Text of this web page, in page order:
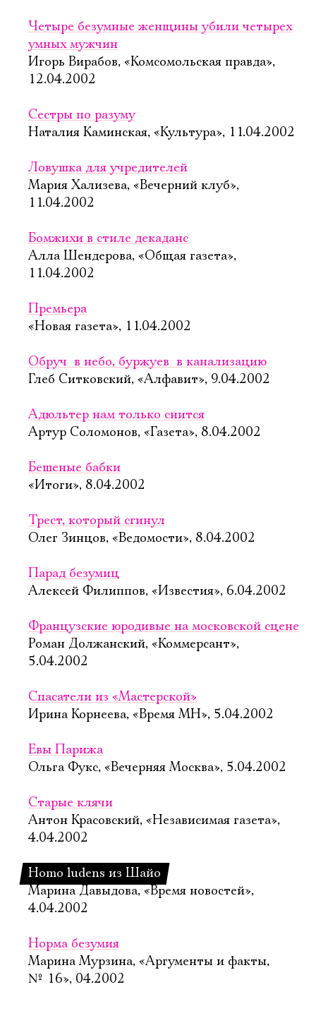
Четыре безумные женщины убили четырех
умных мужчин
Игорь Вирабов, «Комсомольская правда»,
12.04.2002
Сестры по разуму
Наталия Каминская, «Культура», 11.04.2002
Ловушка для учредителей
Мария Хализева, «Вечерний клуб»,
11.04.2002
Бомжихи в стиле декаданс
Алла Шендерова, «Общая газета»,
11.04.2002
Премьера
«Новая газета», 11.04.2002
Обруч  в небо, буржуев  в канализацию
Глеб Ситковский, «Алфавит», 9.04.2002
Адюльтер нам только снится
Артур Соломонов, «Газета», 8.04.2002
Бешеные бабки
«Итоги», 8.04.2002
Трест, который сгинул
Олег Зинцов, «Ведомости», 8.04.2002
Парад безумиц
Алексей Филиппов, «Известия», 6.04.2002
Французские юродивые на московской сцене
Роман Должанский, «Коммерсант»,
5.04.2002
Спасатели из «Мастерской»
Ирина Корнеева, «Время МН», 5.04.2002
Евы Парижа
Ольга Фукс, «Вечерняя Москва», 5.04.2002
Старые клячи
Антон Красовский, «Независимая газета»,
4.04.2002
Homo ludens из Шайо
Марина Давыдова, «Время новостей»,
4.04.2002
Норма безумия
Марина Мурзина, «Аргументы и факты,
№ 16», 04.2002